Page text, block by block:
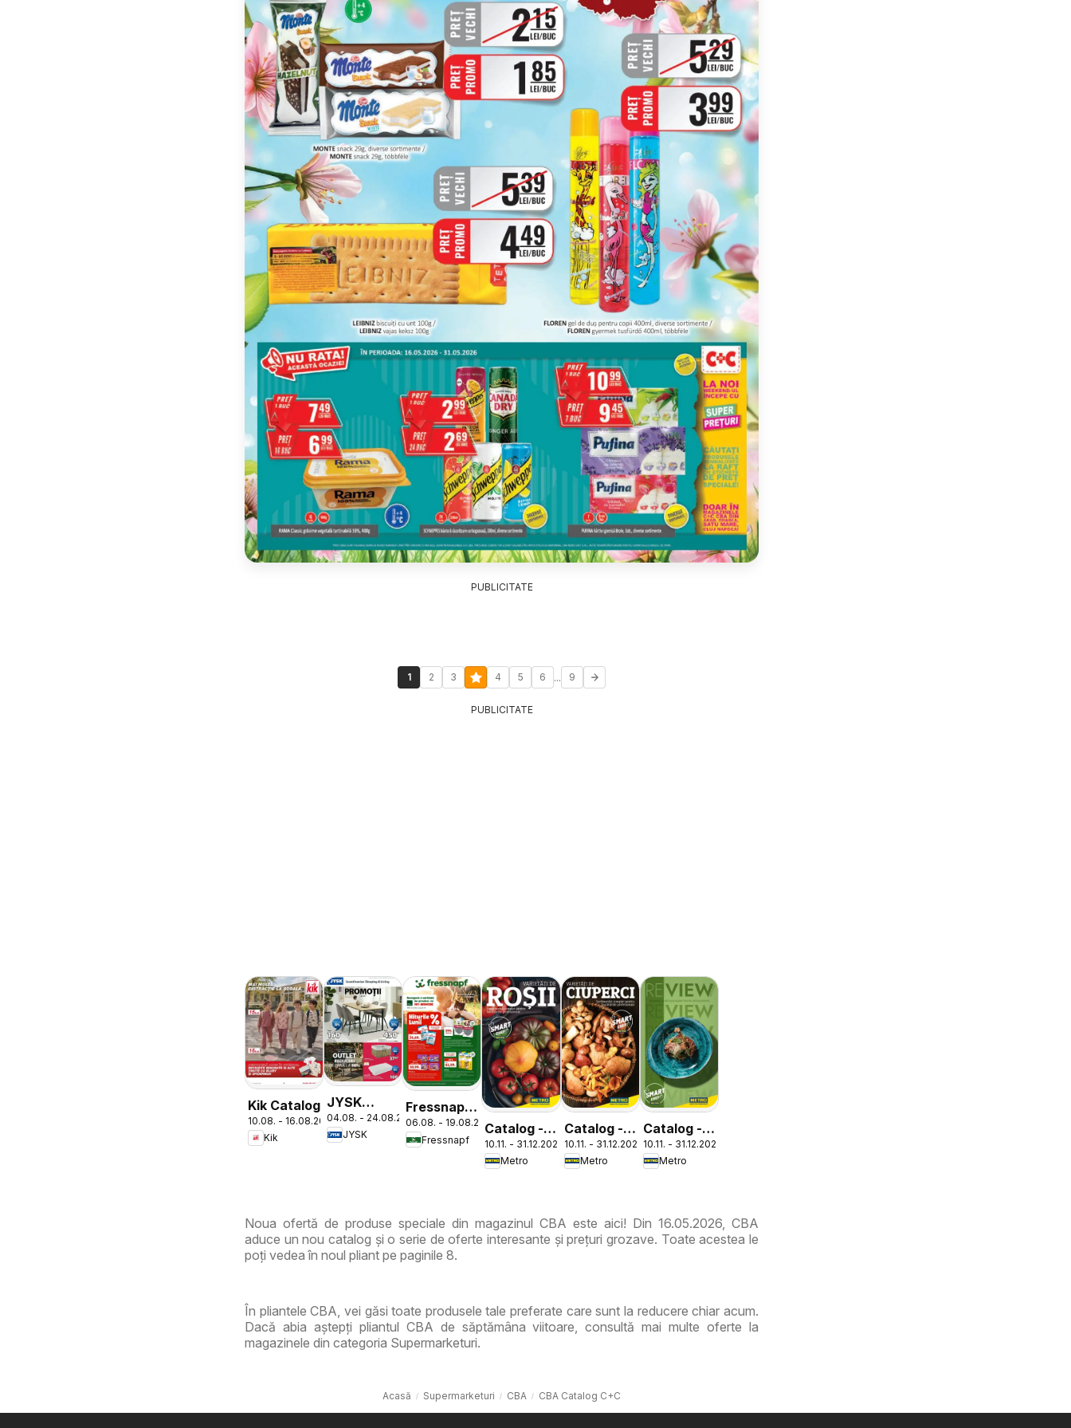
PUBLICITATE
1 2 3 4 5 6 ... 9
PUBLICITATE
Kik Catalog
10.08. - 16.08.2026
Kik
JYSK
Catalog
04.08. - 24.08.2026
JYSK
Fressnapf
Catalog
06.08. - 19.08.2026
Fressnapf
Catalog -
Varietăți
de Roșii
10.11. - 31.12.2026
Metro
Catalog -
Varietăți
de Ciuperci
10.11. - 31.12.2026
Metro
Catalog -
ReView
Tendințe și
10.11. - 31.12.2026
Metro
Noua ofertă de produse speciale din magazinul CBA este aici! Din 16.05.2026, CBA
aduce un nou catalog și o serie de oferte interesante și prețuri grozave. Toate acestea le
poți vedea în noul pliant pe paginile 8.
În pliantele CBA, vei găsi toate produsele tale preferate care sunt la reducere chiar acum.
Dacă abia aștepți pliantul CBA de săptămâna viitoare, consultă mai multe oferte la
magazinele din categoria Supermarketuri.
Acasă Supermarketuri CBA CBA Catalog C+C